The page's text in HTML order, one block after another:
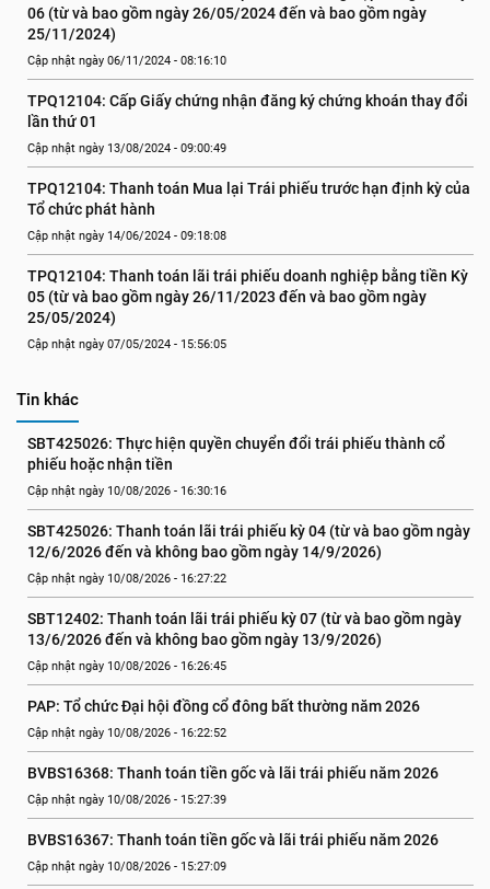
06 (từ và bao gồm ngày 26/05/2024 đến và bao gồm ngày
25/11/2024)
Cập nhật ngày 06/11/2024 - 08:16:10
TPQ12104: Cấp Giấy chứng nhận đăng ký chứng khoán thay đổi
lần thứ 01
Cập nhật ngày 13/08/2024 - 09:00:49
TPQ12104: Thanh toán Mua lại Trái phiếu trước hạn định kỳ của
Tổ chức phát hành
Cập nhật ngày 14/06/2024 - 09:18:08
TPQ12104: Thanh toán lãi trái phiếu doanh nghiệp bằng tiền Kỳ
05 (từ và bao gồm ngày 26/11/2023 đến và bao gồm ngày
25/05/2024)
Cập nhật ngày 07/05/2024 - 15:56:05
Tin khác
SBT425026: Thực hiện quyền chuyển đổi trái phiếu thành cổ
phiếu hoặc nhận tiền
Cập nhật ngày 10/08/2026 - 16:30:16
SBT425026: Thanh toán lãi trái phiếu kỳ 04 (từ và bao gồm ngày
12/6/2026 đến và không bao gồm ngày 14/9/2026)
Cập nhật ngày 10/08/2026 - 16:27:22
SBT12402: Thanh toán lãi trái phiếu kỳ 07 (từ và bao gồm ngày
13/6/2026 đến và không bao gồm ngày 13/9/2026)
Cập nhật ngày 10/08/2026 - 16:26:45
PAP: Tổ chức Đại hội đồng cổ đông bất thường năm 2026
Cập nhật ngày 10/08/2026 - 16:22:52
BVBS16368: Thanh toán tiền gốc và lãi trái phiếu năm 2026
Cập nhật ngày 10/08/2026 - 15:27:39
BVBS16367: Thanh toán tiền gốc và lãi trái phiếu năm 2026
Cập nhật ngày 10/08/2026 - 15:27:09